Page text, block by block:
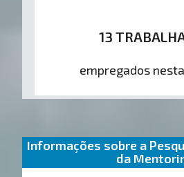
13
empregados
Informações sobre a
da